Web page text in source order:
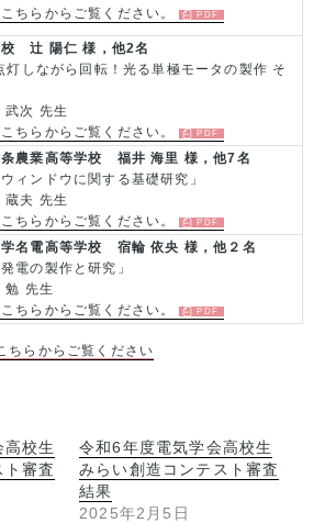
ちらからご覧ください。
校 辻 陽仁 様，他2名
灯しながら回転！光る単極モータの製作 そ
次 先生
ちらからご覧ください。
条農業高等学校 福井 海里 様，他7名
ウィンドウに関する基礎研究」
夫 先生
ちらからご覧ください。
名電高等学校 宿輪 依央 様，他２名
電の製作と研究」
先生
ちらからご覧ください。
ちらからご覧ください
校生
審査
令和6年度電気学会高校生
みらい創造コンテスト審査
結果
2025年2月5日